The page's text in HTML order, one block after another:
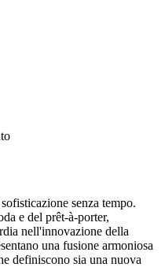
senza tempo.
e del prêt-à-porter,
nell'innovazione della
una fusione armoniosa
definiscono sia una nuova